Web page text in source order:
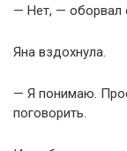
— Нет, — оборвал
Яна вздохнула.
— Я понимаю.
поговорить.